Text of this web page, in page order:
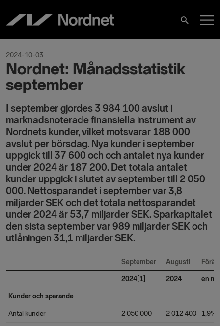
innehåll
Sök
2024-10-03
Nordnet: Månadsstatistik
september
I september gjordes 3 984 100 avslut i
marknadsnoterade finansiella instrument av
Nordnets kunder, vilket motsvarar 188 000
avslut per börsdag. Nya kunder i september
uppgick till 37 600 och och antalet nya kunder
under 2024 är 187 200. Det totala antalet
kunder uppgick i slutet av september till 2 050
000. Nettosparandet i september var 3,8
miljarder SEK och det totala nettosparandet
under 2024 är 53,7 miljarder SEK. Sparkapitalet
den sista september var 989 miljarder SEK och
utlåningen 31,1 miljarder SEK.
September Augusti
2024[1] 2024 en
Kunder och sparande
Antal kunder 2 050 000 2 012 400 1,9%